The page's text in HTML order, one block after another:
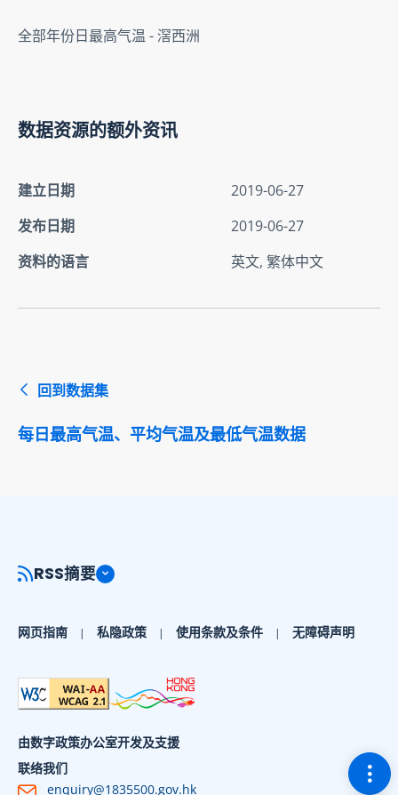
全部年份日最高气温 - 滘西洲
数据资源的额外资讯
建立日期
2019-06-27
发布日期
2019-06-27
资料的语言
英文, 繁体中文
回到数据集
每日最高气温、平均气温及最低气温数据
切
RSS摘要
网页指南 私隐政策 使用条款及条件 无障碍声明
由数字政策办公室开发及支援
联络我们
enquiry@1835500.gov.hk